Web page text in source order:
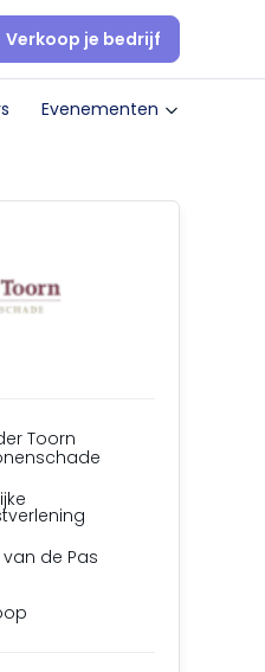
Verkoop je bedrijf
Evenementen
Toorn
van de Pas